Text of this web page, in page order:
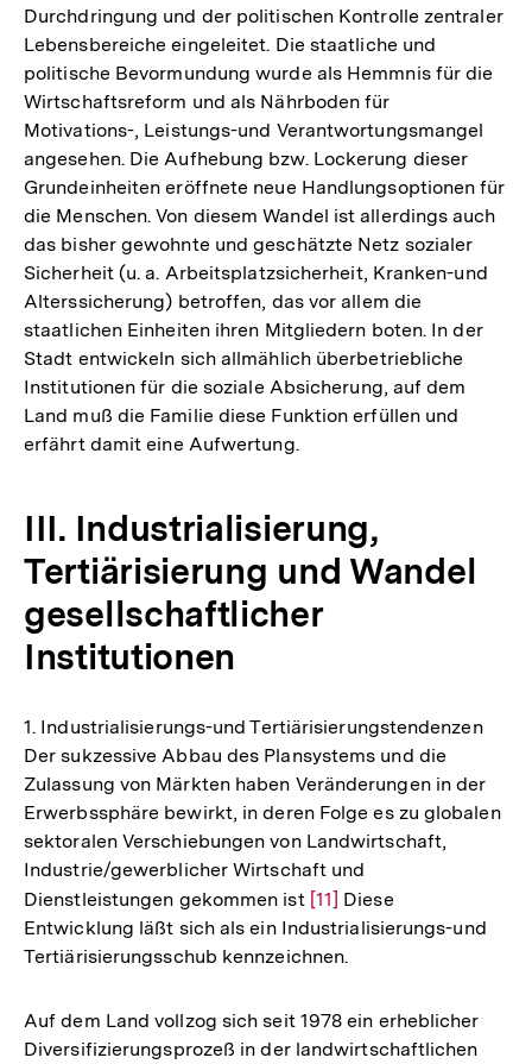
Durchdringung und der politischen Kontrolle zentraler
Lebensbereiche eingeleitet. Die staatliche und
politische Bevormundung wurde als Hemmnis für die
Wirtschaftsreform und als Nährboden für
Motivations-, Leistungs-und Verantwortungsmangel
angesehen. Die Aufhebung bzw. Lockerung dieser
Grundeinheiten eröffnete neue Handlungsoptionen für
die Menschen. Von diesem Wandel ist allerdings auch
das bisher gewohnte und geschätzte Netz sozialer
Sicherheit (u. a. Arbeitsplatzsicherheit, Kranken-und
Alterssicherung) betroffen, das vor allem die
staatlichen Einheiten ihren Mitgliedern boten. In der
Stadt entwickeln sich allmählich überbetriebliche
Institutionen für die soziale Absicherung, auf dem
Land muß die Familie diese Funktion erfüllen und
erfährt damit eine Aufwertung.
III. Industrialisierung,
Tertiärisierung und Wandel
gesellschaftlicher
Institutionen
1. Industrialisierungs-und Tertiärisierungstendenzen
Der sukzessive Abbau des Plansystems und die
Zulassung von Märkten haben Veränderungen in der
Erwerbssphäre bewirkt, in deren Folge es zu globalen
sektoralen Verschiebungen von Landwirtschaft,
Industrie/gewerblicher Wirtschaft und
Dienstleistungen gekommen ist Zur
Auflösung
der
[11] Diese
Entwicklung läßt sich als ein Industrialisierungs-und
Tertiärisierungsschub kennzeichnen.
Auf dem Land vollzog sich seit 1978 ein erheblicher
Diversifizierungsprozeß in der landwirtschaftlichen